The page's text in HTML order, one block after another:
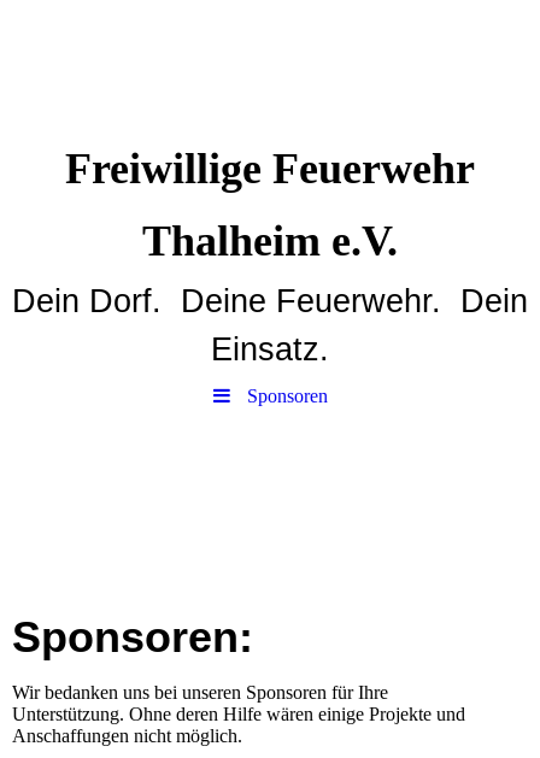
Freiwillige Feuerwehr
Thalheim e.V.
Dein Dorf. Deine Feuerwehr. Dein
Einsatz.
Sponsoren
Sponsoren:
Wir bedanken uns bei unseren Sponsoren für Ihre
Unterstützung. Ohne deren Hilfe wären einige Projekte und
Anschaffungen nicht möglich.